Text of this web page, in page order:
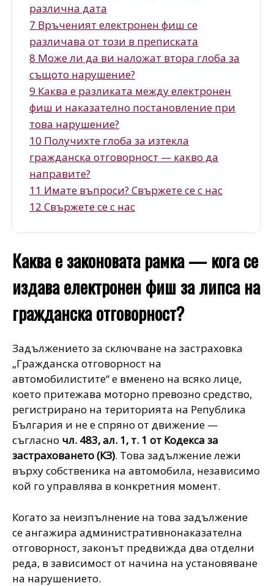
различна дата
7 Връченият електронен фиш се
различава от този в преписката
8 Може ли да ви наложат втора глоба за
същото нарушение?
9 Каква е разликата между електронен
фиш и наказателно постановление при
това нарушение?
10 Получихте глоба за изтекла
гражданска отговорност — какво да
направите?
11 Имате въпроси? Свържете се с нас
12 Свържете се с нас
Каква е законовата рамка — кога се
издава електронен фиш за липса на
гражданска отговорност?
Задължението за сключване на застраховка
„Гражданска отговорност на
автомобилистите“ е вменено на всяко лице,
което притежава моторно превозно средство,
регистрирано на територията на Република
България и не е спряно от движение —
съгласно чл. 483, ал. 1, т. 1 от Кодекса за
застраховането (КЗ). Това задължение лежи
върху собственика на автомобила, независимо
кой го управлява в конкретния момент.
Когато за неизпълнение на това задължение
се ангажира административнонаказателна
отговорност, законът предвижда два отделни
реда, в зависимост от начина на установяване
на нарушението.